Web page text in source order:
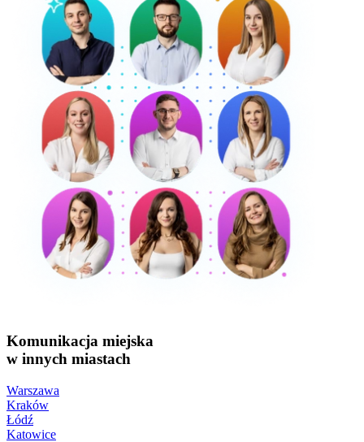
Komunikacja miejska
w innych miastach
Warszawa
Kraków
Łódź
Katowice